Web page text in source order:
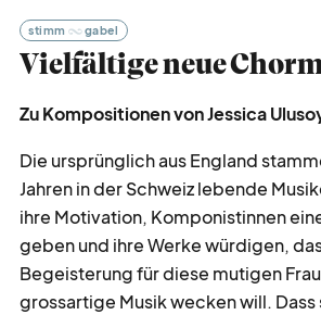
stimm gabel
Vielfältige neue
Zu Kompositionen von Jessica
Die ursprünglich aus England
Jahren in der Schweiz lebende
ihre Motivation, Komponistinnen
geben und ihre Werke würdigen,
Begeisterung für diese mutigen
grossartige Musik wecken will. Dass